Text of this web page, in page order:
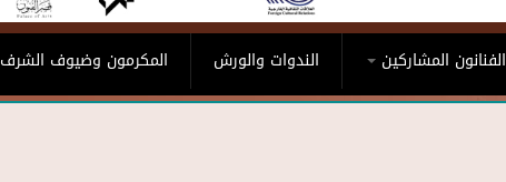
المكرمون وضيوف الشرف الندوات والورش الفنانون المشاركين